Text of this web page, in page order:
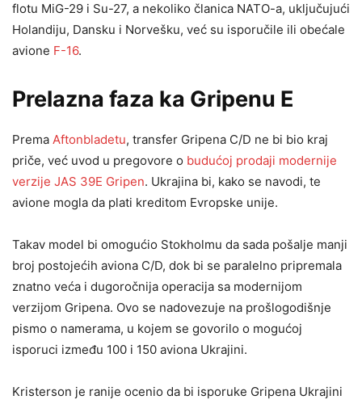
flotu MiG-29 i Su-27, a nekoliko članica NATO-a, uključujući
Holandiju, Dansku i Norvešku, već su isporučile ili obećale
avione F-16.
Prelazna faza ka Gripenu E
Prema Aftonbladetu, transfer Gripena C/D ne bi bio kraj
priče, već uvod u pregovore o budućoj prodaji modernije
verzije JAS 39E Gripen. Ukrajina bi, kako se navodi, te
avione mogla da plati kreditom Evropske unije.
Takav model bi omogućio Stokholmu da sada pošalje manji
broj postojećih aviona C/D, dok bi se paralelno pripremala
znatno veća i dugoročnija operacija sa modernijom
verzijom Gripena. Ovo se nadovezuje na prošlogodišnje
pismo o namerama, u kojem se govorilo o mogućoj
isporuci između 100 i 150 aviona Ukrajini.
Kristerson je ranije ocenio da bi isporuke Gripena Ukrajini